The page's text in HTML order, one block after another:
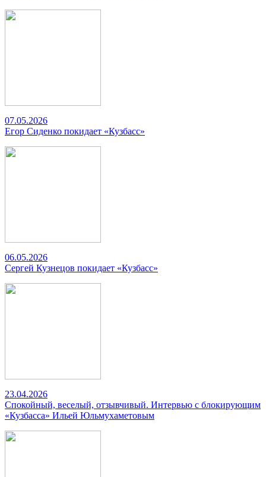
07.05.2026
Егор Сиденко покидает «Кузбасс»
06.05.2026
Сергей Кузнецов покидает «Кузбасс»
23.04.2026
Спокойный, веселый, отзывчивый. Интервью с блокирующим
«Кузбасса» Ильей Юльмухаметовым